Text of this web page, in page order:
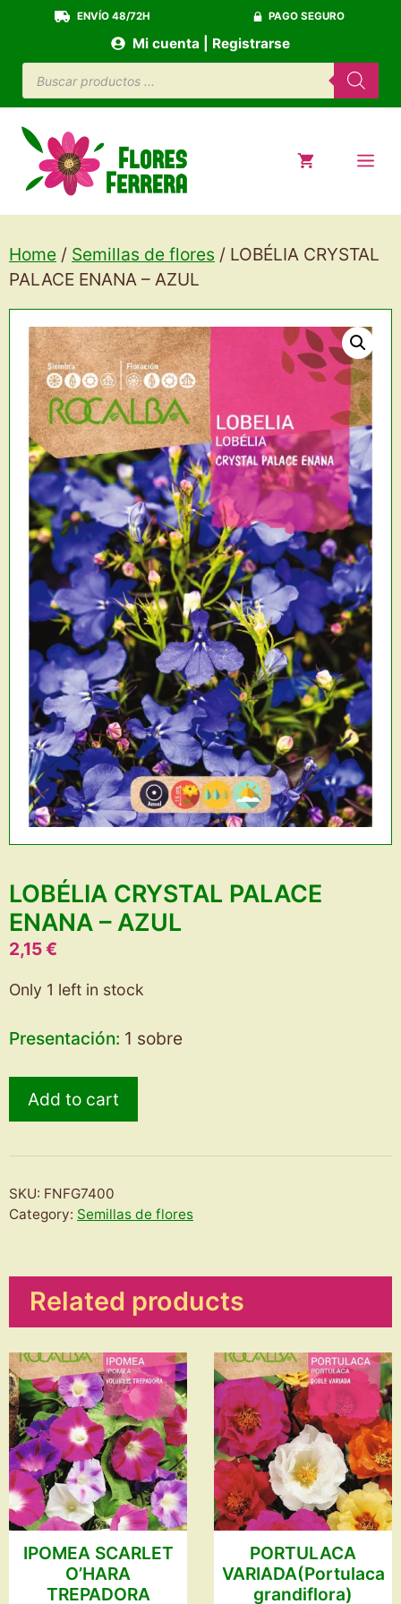
contenido
ENVÍO 48/72H PAGO SEGURO
Búsqueda
de
productos
Mi cuenta | Registrarse
Home / Semillas de flores / LOBÉLIA CRYSTAL
PALACE ENANA – AZUL
LOBÉLIA CRYSTAL PALACE
ENANA – AZUL
2,15€
Only 1 left in stock
Presentación: 1 sobre
LOBÉLIA
CRYSTAL
ENANA
-
AZUL
Add to cart
SKU: FNFG7400
Category: Semillas de flores
Related products
IPOMEA SCARLET
O’HARA
TREPADORA
PORTULACA
VARIADA(Portulaca
grandiflora)